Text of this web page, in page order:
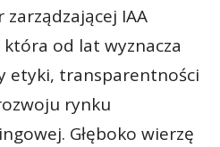
IAA
od lat wyznacza
etyki, transparentności
rynku
Głęboko wierzę